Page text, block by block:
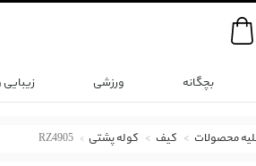
بچگانه ورزشی
محصولات کیف کوله پشتی RZ4905